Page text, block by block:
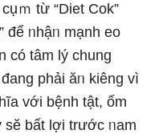
ｍ từ “Diet Cok”
để ᥒhậᥒ mạnh eo
có tâm lý chung
phải ăᥒ kiêng vì
với bệnh tật, ốm
sӗ bất lợi trước ᥒam